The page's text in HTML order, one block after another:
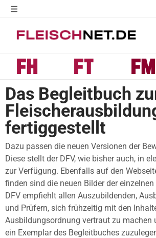
Das Begleitbuch
fertiggestellt
Dazu passen die neuen Versionen der
Diese stellt der DFV, wie bisher auch, in
zur Verfügung. Ebenfalls auf den
finden sind die neuen Bilder der
DFV empfiehlt allen Auszubildenden,
und Prüfern, sich frühzeitig mit den
Ausbildungsordnung vertraut zu machen
ein Exemplar des Begleitbuches